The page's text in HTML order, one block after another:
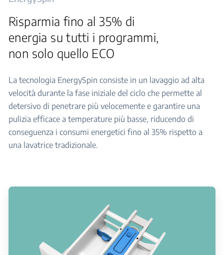
Risparmia fino al 35% di
energia su tutti i programmi,
non solo quello ECO
La tecnologia EnergySpin consiste in un lavaggio ad alta
velocità durante la fase iniziale del ciclo che permette al
detersivo di penetrare più velocemente e garantire una
pulizia efficace a temperature più basse, riducendo di
conseguenza i consumi energetici fino al 35% rispetto a
una lavatrice tradizionale.